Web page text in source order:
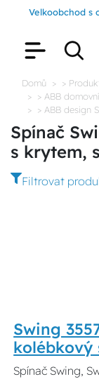
Velkoobchod s
Domů >
> ABB
> ABB design
Spínač
s krytem,
Filtrovat
Swing
kolébkový
Spínač Swing,